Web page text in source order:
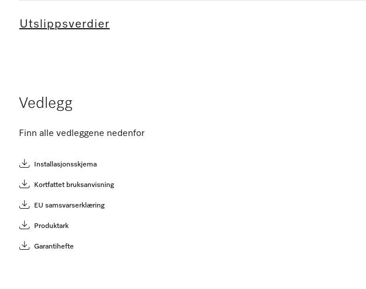
Utslippsverdier
Vedlegg
Finn alle vedleggene nedenfor
Installasjonsskjema
Kortfattet bruksanvisning
EU samsvarserklæring
Produktark
Garantihefte